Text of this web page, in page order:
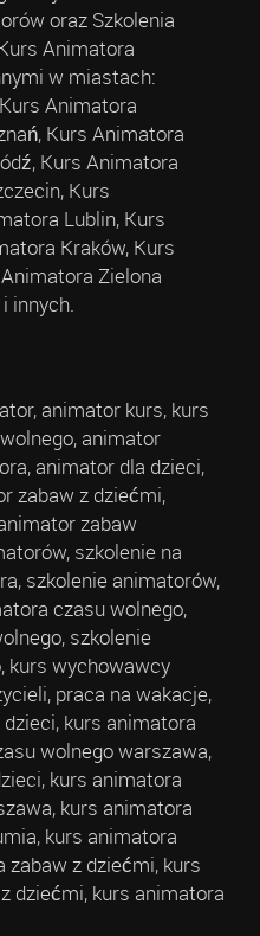
oraz Szkolenia
Animatora
w miastach:
Animatora
Kurs Animatora
Kurs Animatora
Kurs
Lublin, Kurs
Kraków, Kurs
Zielona
innych.
animator kurs, kurs
animator
animator dla dzieci,
zabaw z dziećmi,
zabaw
szkolenie na
szkolenie animatorów,
czasu wolnego,
szkolenie
kurs wychowawcy
praca na wakacje,
kurs animatora
wolnego warszawa,
kurs animatora
kurs animatora
kurs animatora
zabaw z dziećmi, kurs
dziećmi, kurs animatora